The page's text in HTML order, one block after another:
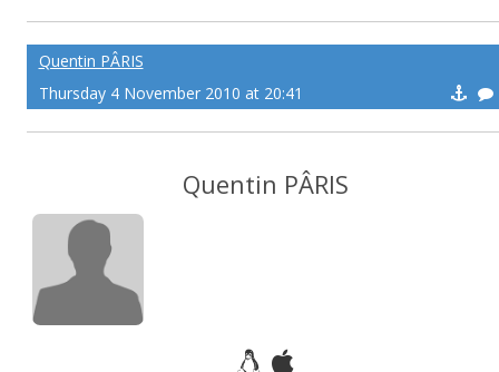
Quentin PÂRIS
Thursday 4 November 2010 at 20:41
Quentin PÂRIS